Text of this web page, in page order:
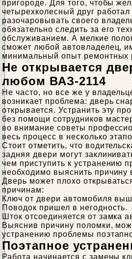
пригороде. Для того, чтобы
четырехколесный друг
разочаровывать своего
обязательно следить за его
обслуживанием. А мелкие
сможет любой автовладелец,
минимальный опыт ремонтных
Не открывается
любом ВАЗ-2114
Не часто, но все же у
возникает проблема: дверь
открывается. Устранить эту
без помощи сотрудников
во внимание советы
весь процесс в несколько
Стоит отметить, что
задняя двери могут
чем приступить к устранению
необходимо выяснить причину
Дверь может плохо
причинам:
Ключ от двери автомобиля
Поводок пришел в негодность.
Шток отсоединяется от замка
Выяснив причину поломки,
устранению проблемы
Поэтапное
Работа начинается с замены